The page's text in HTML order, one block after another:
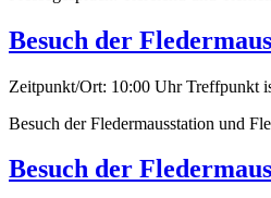
Besuch der
Zeitpunkt/Ort: 10:00 Uhr Treffpunkt
Besuch der Fledermausstation und
Besuch der